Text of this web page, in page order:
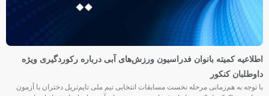
اطلاعیه کمیته بانوان فدراسیون ورزش‌های آبی درباره رکوردگیری ویژه
داوطلبان کنکور
با توجه به هم‌زمانی مرحله نخست مسابقات انتخابی تیم ملی تایم‌تریل دختران با آزمون